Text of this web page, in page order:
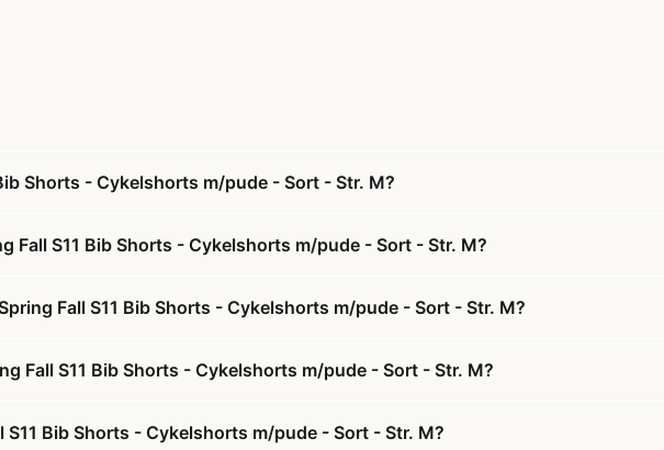
Shorts - Cykelshorts m/pude - Sort - Str. M?
Fall S11 Bib Shorts - Cykelshorts m/pude - Sort - Str. M?
Fall S11 Bib Shorts - Cykelshorts m/pude - Sort - Str. M?
Fall S11 Bib Shorts - Cykelshorts m/pude - Sort - Str. M?
Bib Shorts - Cykelshorts m/pude - Sort - Str. M?